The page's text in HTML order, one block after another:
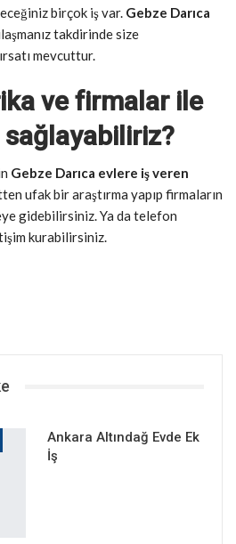
birçok iş var. Gebze Darıca
takdirinde size
mevcuttur.
ve firmalar ile
sağlayabiliriz?
Gebze Darıca evlere iş veren
ufak bir araştırma yapıp firmaların
gidebilirsiniz. Ya da telefon
kurabilirsiniz.
Ankara Altındağ Evde Ek
İş